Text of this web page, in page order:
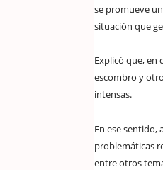
se promueve
situación que
Explicó que, en
escombro y
intensas.
En ese
problemáticas
entre otros